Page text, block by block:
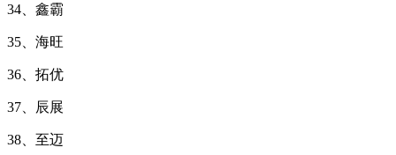
34、鑫霸
35、海旺
36、拓优
37、辰展
38、至迈